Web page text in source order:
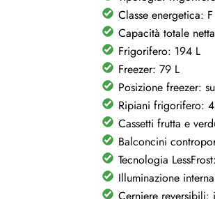
Classe energetica: F
Capacità totale
Frigorifero: 194 L
Freezer: 79 L
Posizione freezer:
Ripiani frigorifero:
Cassetti frutta e
Balconcini
Tecnologia
Illuminazione